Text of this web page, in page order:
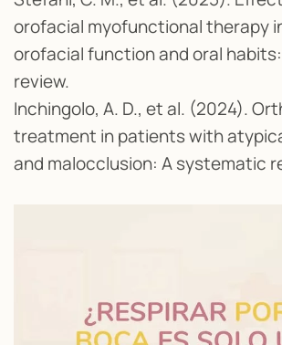
orofacial myofunctional therapy
orofacial function and oral
review.
Inchingolo, A. D., et al. (2024).
treatment in patients with
and malocclusion: A systematic